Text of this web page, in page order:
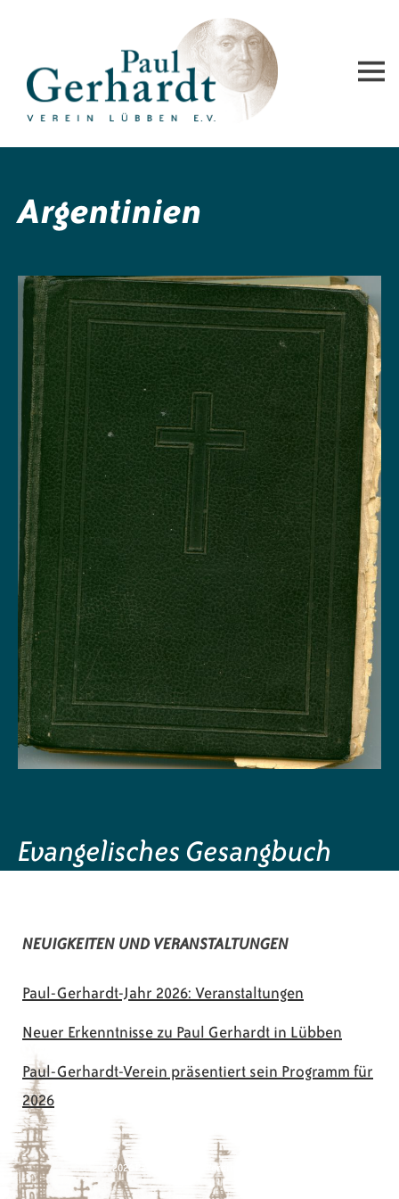
Paul-Gerhardt-Verein Lübben e.V.
Argentinien
Evangelisches Gesangbuch
NEUIGKEITEN UND VERANSTALTUNGEN
Paul-Gerhardt-Jahr 2026: Veranstaltungen
Neuer Erkenntnisse zu Paul Gerhardt in Lübben
Paul-Gerhardt-Verein präsentiert sein Programm für
2026
© 2026 Paul-Gerhardt-Verein Lübben e.V.